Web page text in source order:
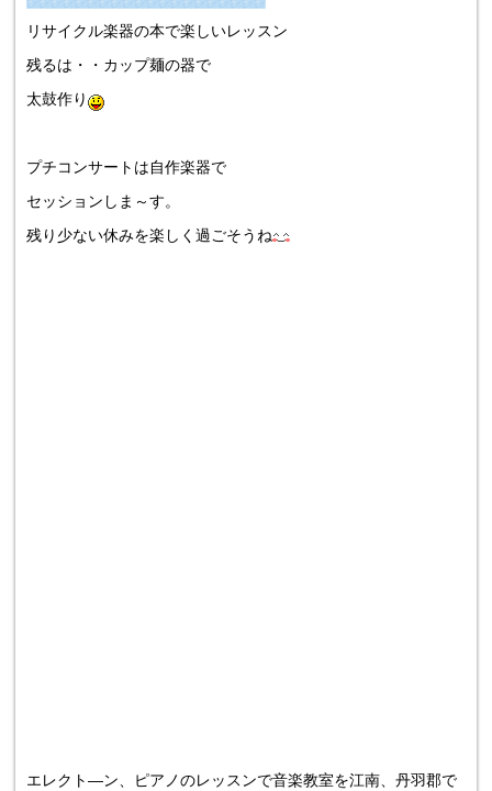
リサイクル楽器の本で楽しいレッスン
残るは・・カップ麺の器で
太鼓作り
プチコンサートは自作楽器で
セッションしま～す。
残り少ない休みを楽しく過ごそうね
エレクト―ン、ピアノのレッスンで音楽教室を江南、丹羽郡で